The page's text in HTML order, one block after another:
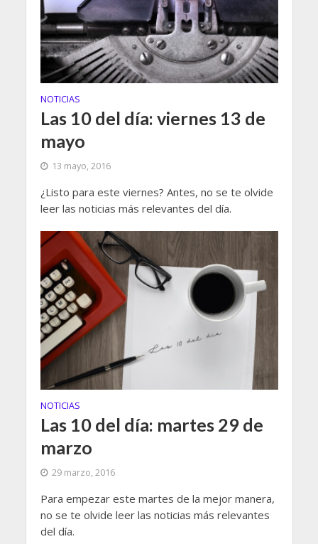
NOTICIAS
Las 10 del día: viernes 13 de
mayo
13 mayo, 2016
¿Listo para este viernes? Antes, no se te olvide
leer las noticias más relevantes del día.
NOTICIAS
Las 10 del día: martes 29 de
marzo
29 marzo, 2016
Para empezar este martes de la mejor manera,
no se te olvide leer las noticias más relevantes
del día.